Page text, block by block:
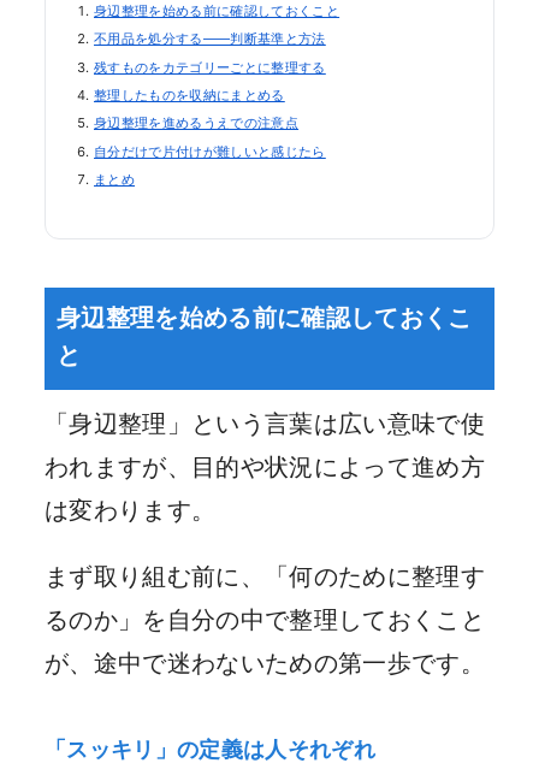
身辺整理を始める前に確認しておくこと
不用品を処分する——判断基準と方法
残すものをカテゴリーごとに整理する
整理したものを収納にまとめる
身辺整理を進めるうえでの注意点
自分だけで片付けが難しいと感じたら
まとめ
身辺整理を始める前に確認しておくこ
と
「身辺整理」という言葉は広い意味で使
われますが、目的や状況によって進め方
は変わります。
まず取り組む前に、「何のために整理す
るのか」を自分の中で整理しておくこと
が、途中で迷わないための第一歩です。
「スッキリ」の定義は人それぞれ